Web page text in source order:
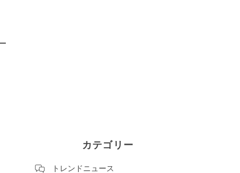
カテゴリー
トレンドニュース